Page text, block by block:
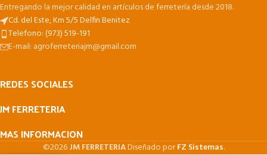
Entregando la mejor calidad en artículos de ferretería desde 2018.
Cd. del Este, Km 5/5 Delfin Benitez
Telefono: (973) 519-191
E-mail: agroferreteriajm@gmail.com
REDES SOCIALES
JM FERRETERIA
MAS INFORMACION
©2026JM FERRETERIADiseñado porFZ Sistemas.